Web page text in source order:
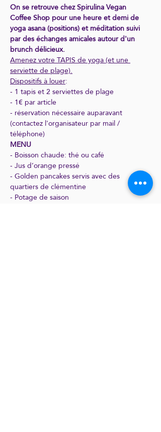
On se retrouve chez Spirulina Vegan
Coffee Shop pour une heure et demi de
yoga asana (positions) et méditation suivi
par des échanges amicales autour d'un
brunch délicieux.
Amenez votre TAPIS de yoga (et une
serviette de plage).
Dispositifs à louer:
- 1 tapis et 2 serviettes de plage
- 1€ par article
- réservation nécessaire auparavant
(contactez l'organisateur par mail /
téléphone)
MENU
- Boisson chaude: thé ou café
- Jus d’orange pressé
- Golden pancakes servis avec des
quartiers de clémentine
- Potage de saison